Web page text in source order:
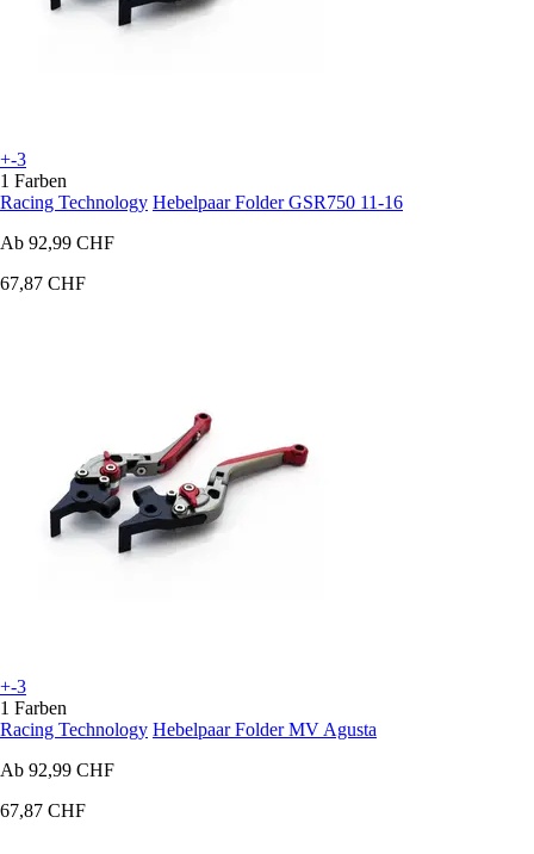
+-3
1 Farben
Racing Technology Hebelpaar Folder GSR750 11-16
Ab 92,99 CHF
67,87 CHF
+-3
1 Farben
Racing Technology Hebelpaar Folder MV Agusta
Ab 92,99 CHF
67,87 CHF